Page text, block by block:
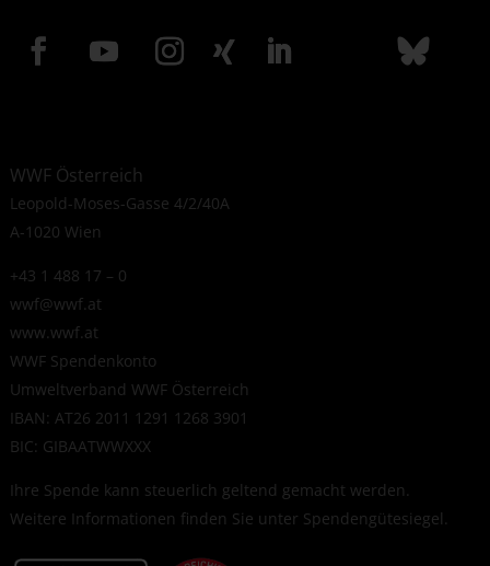
WWF Österreich
Leopold-Moses-Gasse 4/2/40A
A-1020 Wien
+43 1 488 17 – 0
wwf@wwf.at
www.wwf.at
WWF Spendenkonto
Umweltverband WWF Österreich
IBAN: AT26 2011 1291 1268 3901
BIC: GIBAATWWXXX
Ihre Spende kann steuerlich geltend gemacht werden.
Weitere Informationen finden Sie unter Spendengütesiegel.